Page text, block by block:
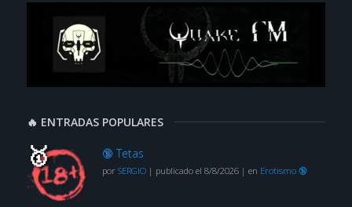
🔥 ENTRADAS POPULARES
🔞 Tetas
por SERGIO| publicado el 8/8/2026| en Erotismo 🔞